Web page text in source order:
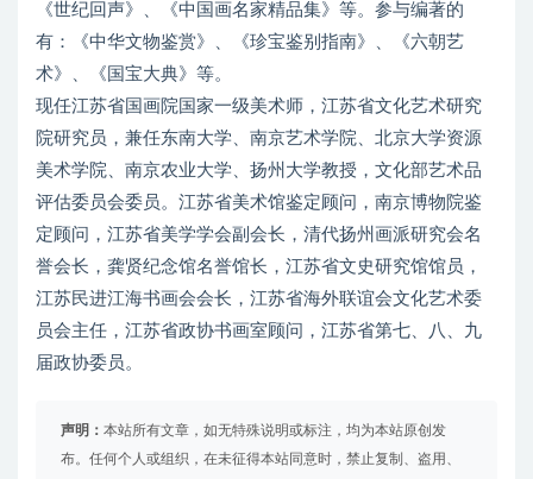
《世纪回声》、《中国画名家精品集》等。参与编著的
有：《中华文物鉴赏》、《珍宝鉴别指南》、《六朝艺
术》、《国宝大典》等。
现任江苏省国画院国家一级美术师，江苏省文化艺术研究
院研究员，兼任东南大学、南京艺术学院、北京大学资源
美术学院、南京农业大学、扬州大学教授，文化部艺术品
评估委员会委员。江苏省美术馆鉴定顾问，南京博物院鉴
定顾问，江苏省美学学会副会长，清代扬州画派研究会名
誉会长，龚贤纪念馆名誉馆长，江苏省文史研究馆馆员，
江苏民进江海书画会会长，江苏省海外联谊会文化艺术委
员会主任，江苏省政协书画室顾问，江苏省第七、八、九
届政协委员。
声明： 本站所有文章，如无特殊说明或标注，均为本站原创发
布。任何个人或组织，在未征得本站同意时，禁止复制、盗用、